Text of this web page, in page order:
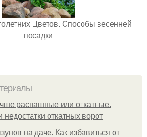
Цветов. Способы весенней
посадки
распашные или откатные.
откатных ворот
на даче. Как избавиться от